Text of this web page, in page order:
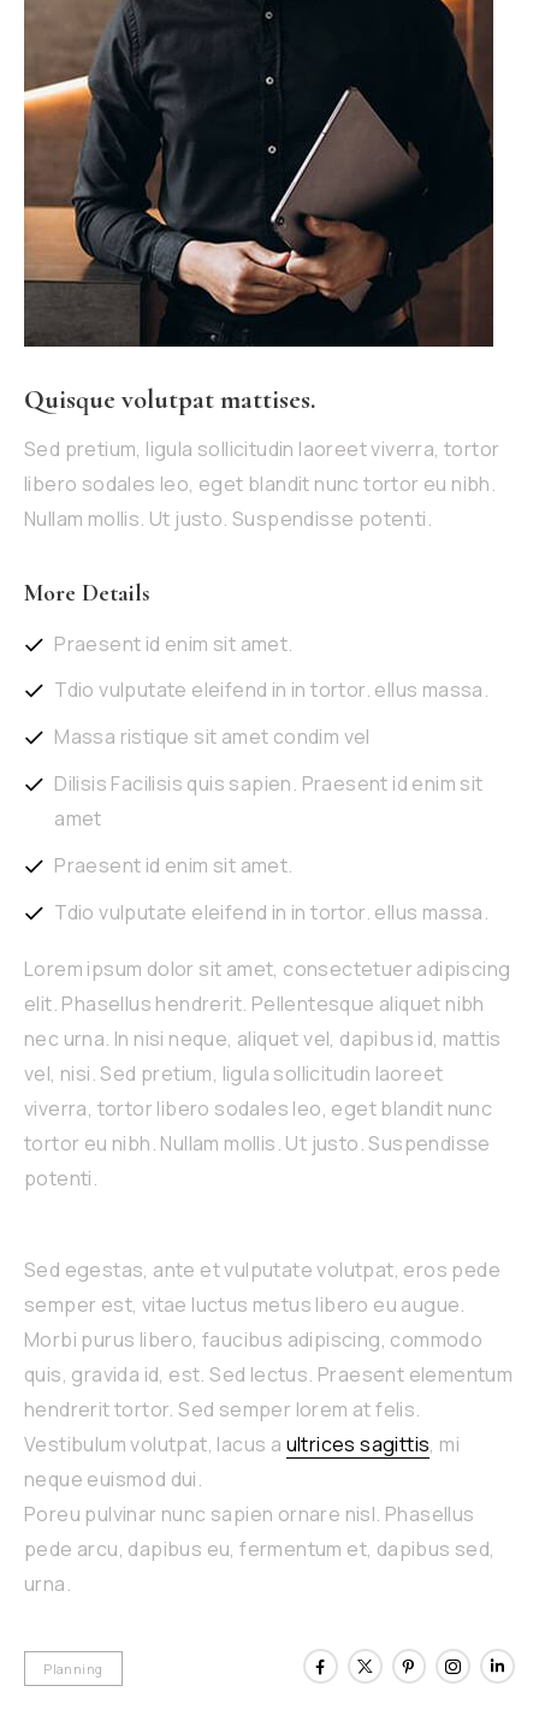
Quisque volutpat mattises.
Sed pretium, ligula sollicitudin laoreet viverra, tortor
libero sodales leo, eget blandit nunc tortor eu nibh.
Nullam mollis. Ut justo. Suspendisse potenti.
More Details
Praesent id enim sit amet.
Tdio vulputate eleifend in in tortor. ellus massa.
Massa ristique sit amet condim vel
Dilisis Facilisis quis sapien. Praesent id enim sit
amet
Praesent id enim sit amet.
Tdio vulputate eleifend in in tortor. ellus massa.
Lorem ipsum dolor sit amet, consectetuer adipiscing
elit. Phasellus hendrerit. Pellentesque aliquet nibh
nec urna. In nisi neque, aliquet vel, dapibus id, mattis
vel, nisi. Sed pretium, ligula sollicitudin laoreet
viverra, tortor libero sodales leo, eget blandit nunc
tortor eu nibh. Nullam mollis. Ut justo. Suspendisse
potenti.
Sed egestas, ante et vulputate volutpat, eros pede
semper est, vitae luctus metus libero eu augue.
Morbi purus libero, faucibus adipiscing, commodo
quis, gravida id, est. Sed lectus. Praesent elementum
hendrerit tortor. Sed semper lorem at felis.
Vestibulum volutpat, lacus a ultrices sagittis, mi
neque euismod dui.
Poreu pulvinar nunc sapien ornare nisl. Phasellus
pede arcu, dapibus eu, fermentum et, dapibus sed,
urna.
Planning